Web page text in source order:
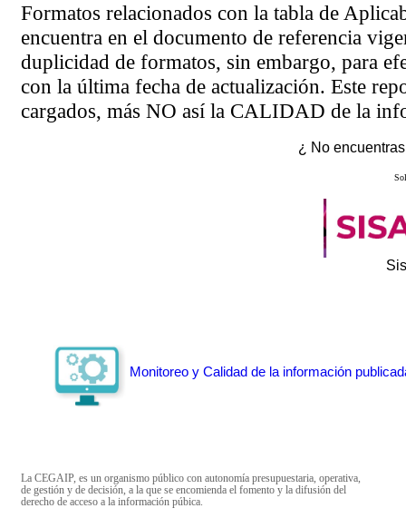
Formatos relacionados con la tabla de
encuentra en el documento de referencia
duplicidad de formatos, sin embargo, para
con la última fecha de actualización. Este
cargados, más NO así la CALIDAD de la
¿ No
Monitoreo y Calidad de la información
La CEGAIP, es un organismo público con autonomía presupuestaria, operativa,
de gestión y de decisión, a la que se encomienda el fomento y la difusión del
derecho de acceso a la información púbica.